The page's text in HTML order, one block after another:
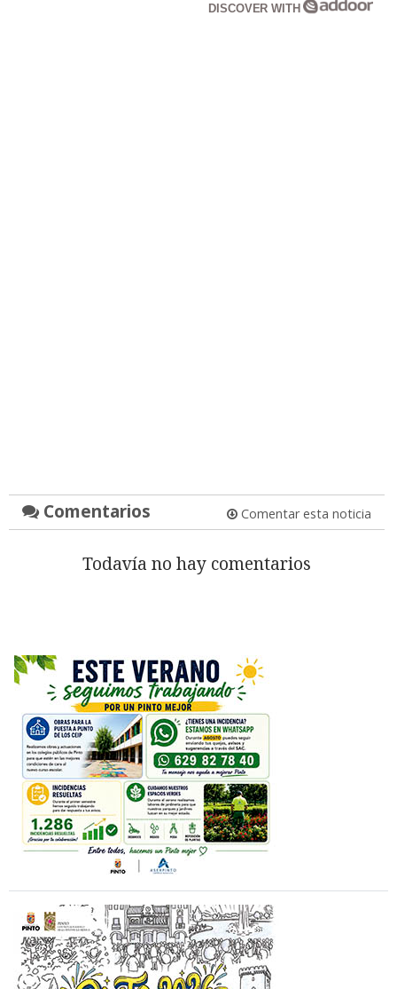
DISCOVER WITH
Comentarios Comentar esta noticia
Todavía no hay comentarios